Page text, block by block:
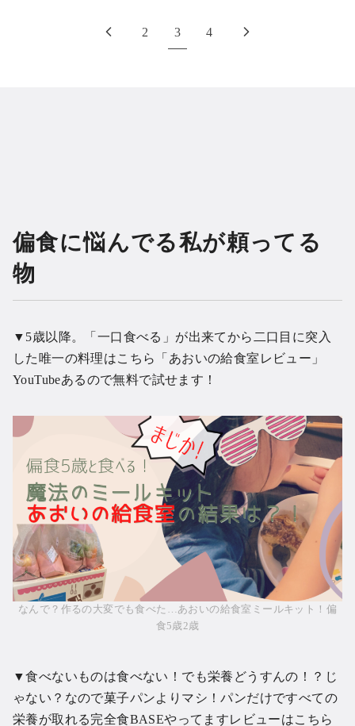
2 3 4
偏食に悩んでる私が頼ってる
物
▼5歳以降。「一口食べる」が出来てから二口目に突入
した唯一の料理はこちら「あおいの給食室レビュー」
YouTubeあるので無料で試せます！
なんで？作るの大変でも食べた…あおいの給食室ミールキット！偏
食5歳2歳
▼食べないものは食べない！でも栄養どうすんの！？じ
ゃない？なので菓子パンよりマシ！パンだけですべての
栄養が取れる完全食BASEやってますレビューはこちら